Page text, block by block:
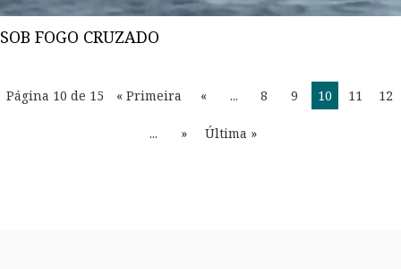
SOB FOGO CRUZADO
Página 10 de 15 « Primeira « ... 8 9 10 11 12
... » Última »